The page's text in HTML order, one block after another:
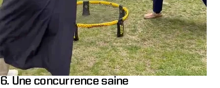
6. Une concurrence saine